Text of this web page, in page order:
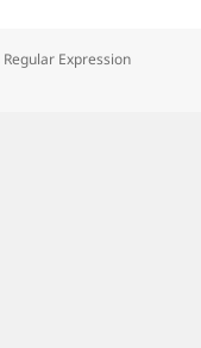
Regular Expression